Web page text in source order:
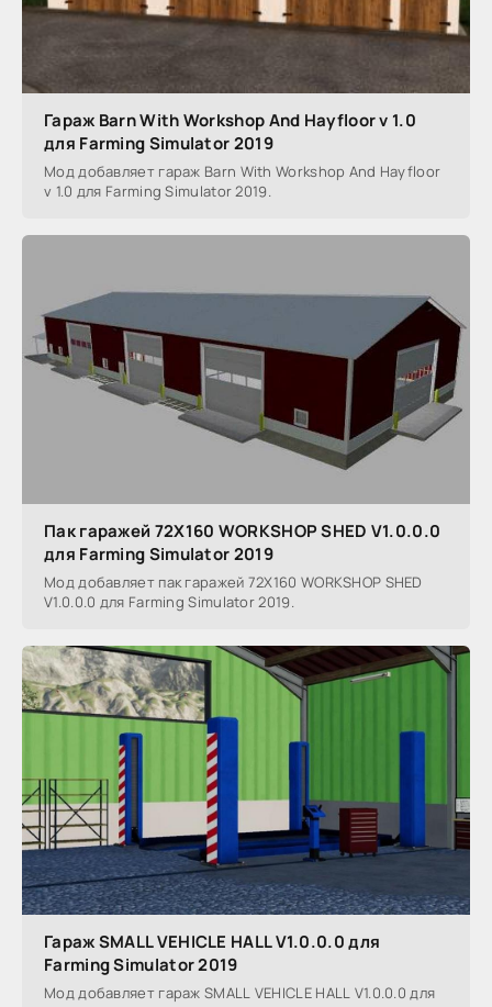
Гараж Barn With Workshop And Hayfloor v 1.0
для Farming Simulator 2019
Мод добавляет гараж Barn With Workshop And Hayfloor
v 1.0 для Farming Simulator 2019.
Пак гаражей 72X160 WORKSHOP SHED V1.0.0.0
для Farming Simulator 2019
Мод добавляет пак гаражей 72X160 WORKSHOP SHED
V1.0.0.0 для Farming Simulator 2019.
Гараж SMALL VEHICLE HALL V1.0.0.0 для
Farming Simulator 2019
Мод добавляет гараж SMALL VEHICLE HALL V1.0.0.0 для